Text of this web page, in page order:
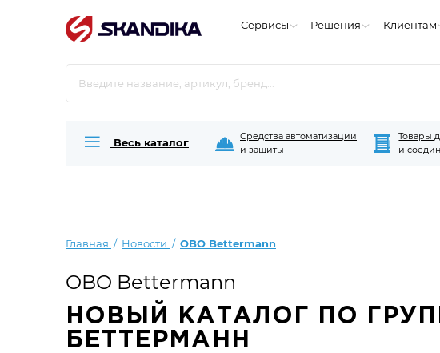
Сервисы Решения Клиентам
Весь каталог
Средства автоматизации
и защиты
Товары
и
Главная Новости OBO Bettermann
OBO Bettermann
НОВЫЙ КАТАЛОГ ПО
БЕТТЕРМАНН